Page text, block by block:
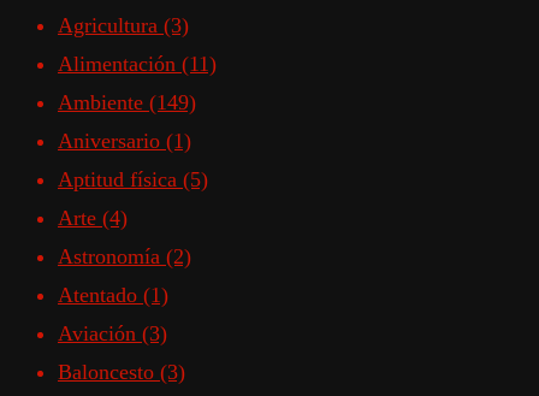
Agricultura (3)
Alimentación (11)
Ambiente (149)
Aniversario (1)
Aptitud física (5)
Arte (4)
Astronomía (2)
Atentado (1)
Aviación (3)
Baloncesto (3)